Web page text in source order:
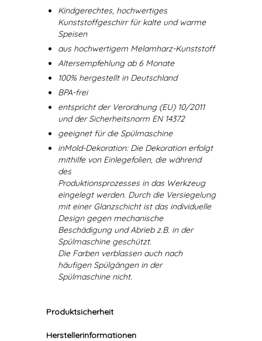
Kindgerechtes, hochwertiges
Kunststoffgeschirr für kalte und warme
Speisen
aus hochwertigem Melamharz-Kunststoff
Altersempfehlung ab 6 Monate
100% hergestellt in Deutschland
BPA-frei
entspricht der Verordnung (EU) 10/2011
und der Sicherheitsnorm EN 14372
geeignet für die Spülmaschine
inMold-Dekoration: Die Dekoration erfolgt
mithilfe von Einlegefolien, die während
des
Produktionsprozesses in das Werkzeug
eingelegt werden. Durch die Versiegelung
mit einer Glanzschicht ist das individuelle
Design gegen mechanische
Beschädigung und Abrieb z.B. in der
Spülmaschine geschützt.
Die Farben verblassen auch nach
häufigen Spülgängen in der
Spülmaschine nicht.
Produktsicherheit
Herstellerinformationen